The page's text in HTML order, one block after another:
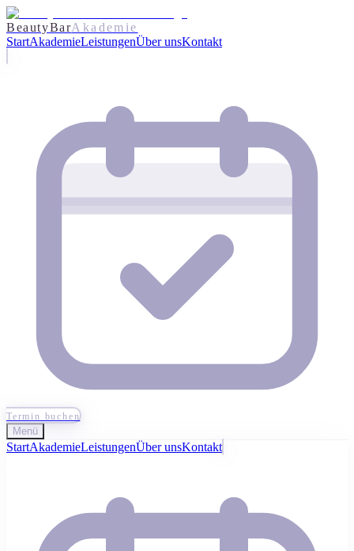
BeautyBarAkademie
StartAkademieLeistungenÜber unsKontakt
Termin buchen
Menü
StartAkademieLeistungenÜber unsKontakt